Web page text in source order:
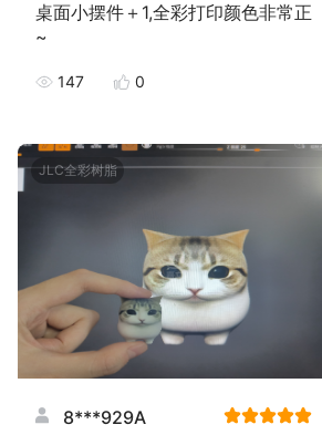
桌面小摆件＋1,全彩打印颜色非常正
~
147 0
JLC全彩树脂
8***929A